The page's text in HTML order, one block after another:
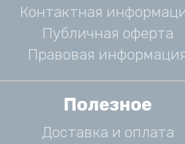
Контактная
Публичная оферта
Правовая
Полезное
Доставка и оплата